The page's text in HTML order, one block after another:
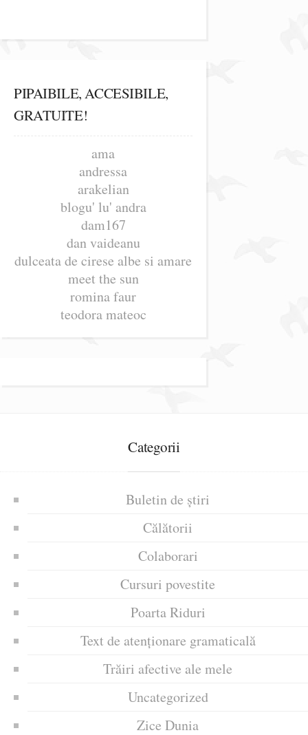
PIPAIBILE, ACCESIBILE,
GRATUITE!
ama
andressa
arakelian
blogu' lu' andra
dam167
dan vaideanu
dulceata de cirese albe si amare
meet the sun
romina faur
teodora mateoc
Categorii
Buletin de știri
Călătorii
Colaborari
Cursuri povestite
Poarta Riduri
Text de atenționare gramaticală
Trăiri afective ale mele
Uncategorized
Zice Dunia